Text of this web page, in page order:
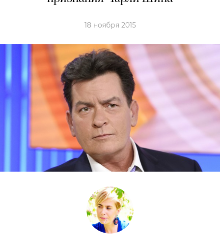
18 ноября 2015